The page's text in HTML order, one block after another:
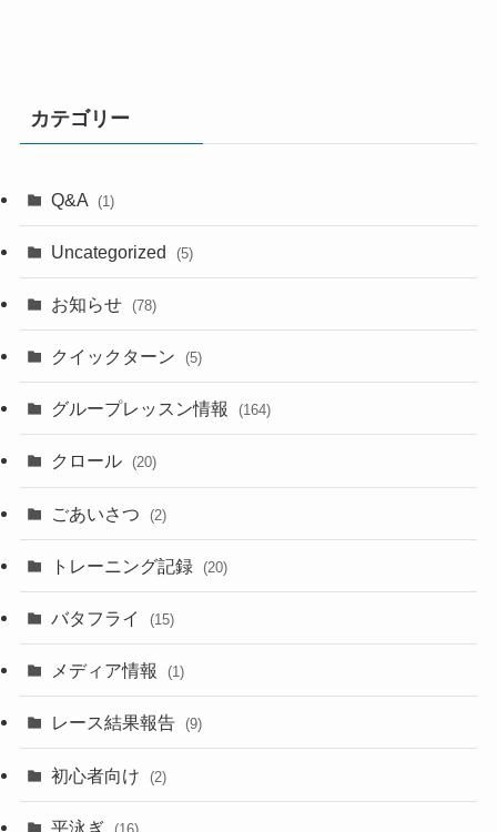
カテゴリー
Q&A (1)
Uncategorized (5)
お知らせ (78)
クイックターン (5)
グループレッスン情報 (164)
クロール (20)
ごあいさつ (2)
トレーニング記録 (20)
バタフライ (15)
メディア情報 (1)
レース結果報告 (9)
初心者向け (2)
平泳ぎ